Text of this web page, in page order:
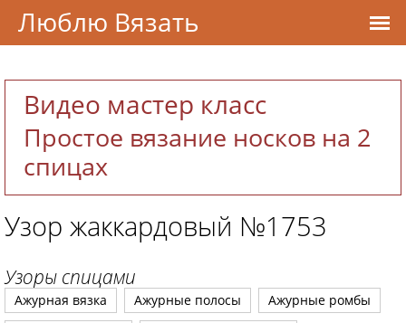
Видео мастер класс
Простое вязание носков на 2
спицах
Узор жаккардовый №1753
Узоры спицами
Ажурная вязка Ажурные полосы
Ажурные ромбы
Люблю Вязать